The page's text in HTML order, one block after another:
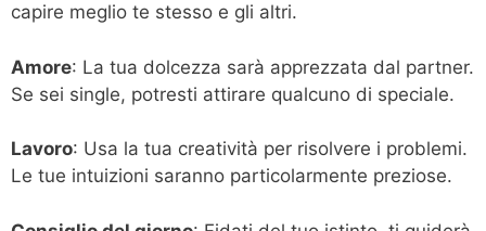
capire meglio te stesso e gli altri.
Amore: La tua dolcezza sarà apprezzata dal partner.
Se sei single, potresti attirare qualcuno di speciale.
Lavoro: Usa la tua creatività per risolvere i problemi.
Le tue intuizioni saranno particolarmente preziose.